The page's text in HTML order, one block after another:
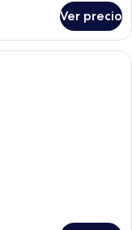
Ver precio
en la habitación y